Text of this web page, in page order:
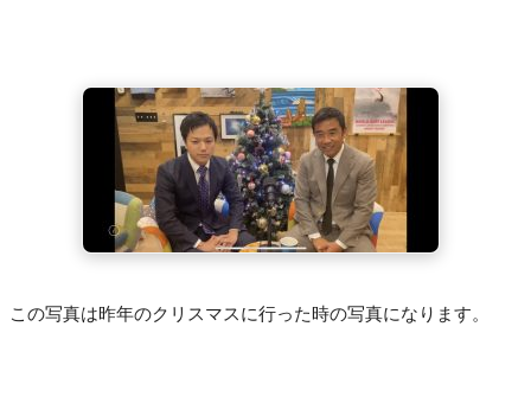
この写真は昨年のクリスマスに行った時の写真になります。